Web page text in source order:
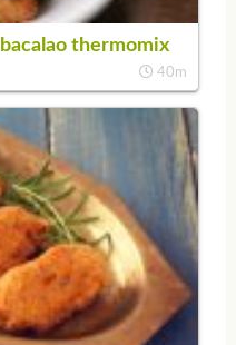
thermomix
40m